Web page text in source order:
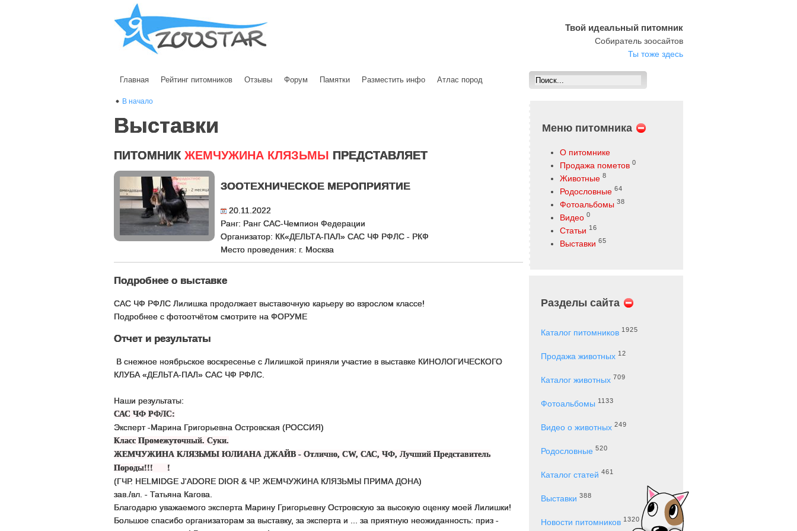
Твой идеальный питомник
Собиратель зоосайтов
Ты тоже здесь
Главная Рейтинг питомников Отзывы Форум Памятки Разместить инфо Атлас пород
В начало
Выставки
ПИТОМНИК ЖЕМЧУЖИНА КЛЯЗЬМЫ ПРЕДСТАВЛЯЕТ
ЗООТЕХНИЧЕСКОЕ МЕРОПРИЯТИЕ
20.11.2022
Ранг: Ранг САС-Чемпион Федерации
Организатор: КК«ДЕЛЬТА-ПАЛ» САС ЧФ РФЛС - РКФ
Место проведения: г. Москва
Подробнее о выставке
САС ЧФ РФЛС Лилишка продолжает выставочную карьеру во взрослом классе!
Подробнее с фотоотчётом смотрите на ФОРУМЕ
Отчет и результаты
В снежное ноябрьское воскресенье с Лилишкой приняли участие в выставке КИНОЛОГИЧЕСКОГО
КЛУБА «ДЕЛЬТА-ПАЛ» САС ЧФ РФЛС.
Наши результаты:
САС ЧФ РФЛС:
Эксперт -Марина Григорьевна Островская (РОССИЯ)
Класс Промежуточный. Суки.
ЖЕМЧУЖИНА КЛЯЗЬМЫ ЮЛИАНА ДЖАЙВ - Отлично, CW, САС, ЧФ, Лучший Представитель
Породы!!! !
(ГЧР. HELMIDGE J'ADORE DIOR & ЧР. ЖЕМЧУЖИНА КЛЯЗЬМЫ ПРИМА ДОНА)
зав./вл. - Татьяна Кагова.
Благодарю уважаемого эксперта Марину Григорьевну Островскую за высокую оценку моей Лилишки!
Большое спасибо организаторам за выставку, за эксперта и ... за приятную неожиданность: приз -
Меню питомника
О питомнике
Продажа пометов 0
Животные 8
Родословные 64
Фотоальбомы 38
Видео 0
Статьи 16
Выставки 65
Разделы сайта
Каталог питомников 1925
Продажа животных 12
Каталог животных 709
Фотоальбомы 1133
Видео о животных 249
Родословные 520
Каталог статей 461
Выставки 388
Новости питомников 1320